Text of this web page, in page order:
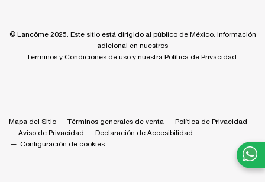
© Lancôme 2025. Este sitio está dirigido al público de México. Información
adicional en nuestros
Términos y Condiciones de uso y nuestra Política de Privacidad.
Mapa del Sitio Términos generales de venta
Política de Privacidad
Aviso de Privacidad
Declaración de Accesibilidad
Configuración de cookies